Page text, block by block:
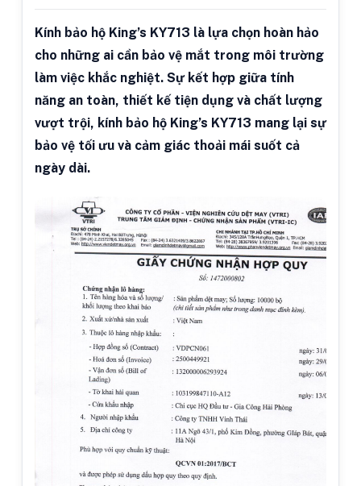
Kính bảo hộ King’s KY713 là lựa chọn hoàn hảo
cho những ai cần bảo vệ mắt trong môi trường
làm việc khắc nghiệt. Sự kết hợp giữa tính
năng an toàn, thiết kế tiện dụng và chất lượng
vượt trội, kính bảo hộ King’s KY713 mang lại sự
bảo vệ tối ưu và cảm giác thoải mái suốt cả
ngày dài.